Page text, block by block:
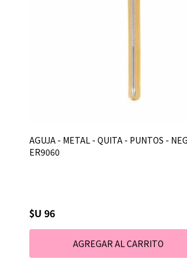
AGUJA - METAL - QUITA - PUNTOS -
ER9060
$U 96